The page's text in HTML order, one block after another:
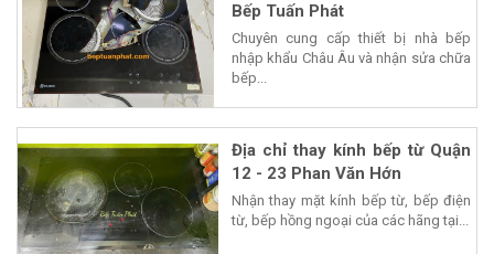
Bếp Tuấn Phát
Chuyên cung cấp thiết bị nhà bếp
nhập khẩu Châu Âu và nhận sửa chữa
bếp...
Địa chỉ thay kính bếp từ Quận
12 - 23 Phan Văn Hớn
Nhận thay mặt kính bếp từ, bếp điện
từ, bếp hồng ngoại của các hãng tại...